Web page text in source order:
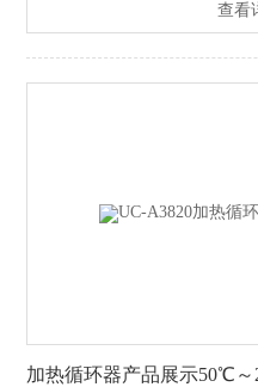
查看
加热循环器产品展示50℃